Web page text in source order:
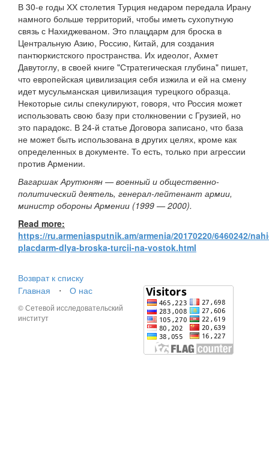
В 30-е годы ХХ столетия Турция недаром передала Ирану
намного больше территорий, чтобы иметь сухопутную
связь с Нахиджеваном. Это плацдарм для броска в
Центральную Азию, Россию, Китай, для создания
пантюркистского пространства. Их идеолог, Ахмет
Давутоглу, в своей книге "Стратегическая глубина" пишет,
что европейская цивилизация себя изжила и ей на смену
идет мусульманская цивилизация турецкого образца.
Некоторые силы спекулируют, говоря, что Россия может
использовать свою базу при столкновении с Грузией, но
это парадокс. В 24-й статье Договора записано, что база
не может быть использована в других целях, кроме как
определенных в документе. То есть, только при агрессии
против Армении.
Вагаршак Арутюнян — военный и общественно-
политический деятель, генерал-лейтенант армии,
министр обороны Армении (1999 — 2000).
Read more:
https://ru.armeniasputnik.am/armenia/20170220/6460242/
placdarm-dlya-broska-turcii-na-vostok.html
Возврат к списку
Главная
⋅ О нас
© Сетевой исследовательский
институт